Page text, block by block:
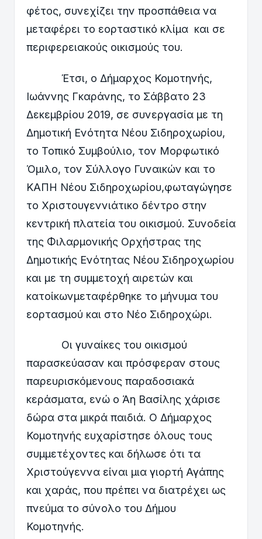
φέτος, συνεχίζει την προσπάθεια να
μεταφέρει το εορταστικό κλίμα και σε
περιφερειακούς οικισμούς του.
Έτσι, ο Δήμαρχος Κομοτηνής,
Ιωάννης Γκαράνης, το Σάββατο 23
Δεκεμβρίου 2019, σε συνεργασία με τη
Δημοτική Ενότητα Νέου Σιδηροχωρίου,
το Τοπικό Συμβούλιο, τον Μορφωτικό
Όμιλο, τον Σύλλογο Γυναικών και το
ΚΑΠΗ Νέου Σιδηροχωρίου,φωταγώγησε
το Χριστουγεννιάτικο δέντρο στην
κεντρική πλατεία του οικισμού. Συνοδεία
της Φιλαρμονικής Ορχήστρας της
Δημοτικής Ενότητας Νέου Σιδηροχωρίου
και με τη συμμετοχή αιρετών και
κατοίκωνμεταφέρθηκε το μήνυμα του
εορτασμού και στο Νέο Σιδηροχώρι.
Οι γυναίκες του οικισμού
παρασκεύασαν και πρόσφεραν στους
παρευρισκόμενους παραδοσιακά
κεράσματα, ενώ ο Άη Βασίλης χάρισε
δώρα στα μικρά παιδιά. Ο Δήμαρχος
Κομοτηνής ευχαρίστησε όλους τους
συμμετέχοντες και δήλωσε ότι τα
Χριστούγεννα είναι μια γιορτή Αγάπης
και χαράς, που πρέπει να διατρέχει ως
πνεύμα το σύνολο του Δήμου
Κομοτηνής.